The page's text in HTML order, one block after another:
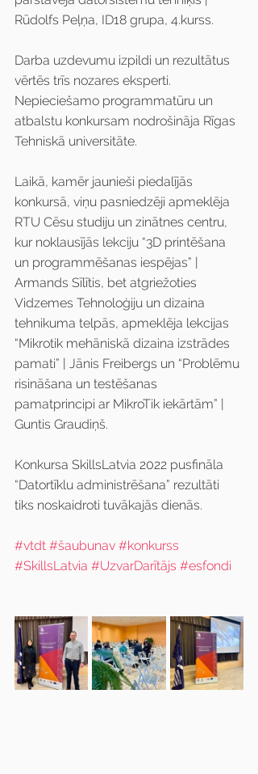
Rūdolfs Peļņa, ID18 grupa, 4.kurss.
Darba uzdevumu izpildi un rezultātus
vērtēs trīs nozares eksperti.
Nepieciešamo programmatūru un
atbalstu konkursam nodrošināja Rīgas
Tehniskā universitāte.
Laikā, kamēr jaunieši piedalījās
konkursā, viņu pasniedzēji apmeklēja
RTU Cēsu studiju un zinātnes centru,
kur noklausījās lekciju “3D printēšana
un programmēšanas iespējas” |
Armands Sīlītis, bet atgriežoties
Vidzemes Tehnoloģiju un dizaina
tehnikuma telpās, apmeklēja lekcijas
“Mikrotik mehāniskā dizaina izstrādes
pamati” | Jānis Freibergs un “Problēmu
risināšana un testēšanas
pamatprincipi ar MikroTik iekārtām” |
Guntis Graudiņš.
Konkursa SkillsLatvia 2022 pusfināla
“Datortīklu administrēšana” rezultāti
tiks noskaidroti tuvākajās dienās.
#vtdt #šaubunav #konkurss
#SkillsLatvia #UzvarDarītājs #esfondi